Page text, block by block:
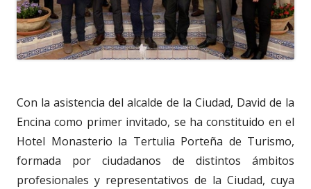
Con la asistencia del alcalde de la Ciudad, David de la
Encina como primer invitado, se ha constituido en el
Hotel Monasterio la Tertulia Porteña de Turismo,
formada por ciudadanos de distintos ámbitos
profesionales y representativos de la Ciudad, cuya